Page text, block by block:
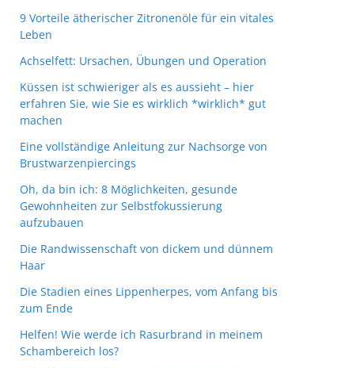
9 Vorteile ätherischer Zitronenöle für ein vitales
Leben
Achselfett: Ursachen, Übungen und Operation
Küssen ist schwieriger als es aussieht – hier
erfahren Sie, wie Sie es wirklich *wirklich* gut
machen
Eine vollständige Anleitung zur Nachsorge von
Brustwarzenpiercings
Oh, da bin ich: 8 Möglichkeiten, gesunde
Gewohnheiten zur Selbstfokussierung
aufzubauen
Die Randwissenschaft von dickem und dünnem
Haar
Die Stadien eines Lippenherpes, vom Anfang bis
zum Ende
Helfen! Wie werde ich Rasurbrand in meinem
Schambereich los?